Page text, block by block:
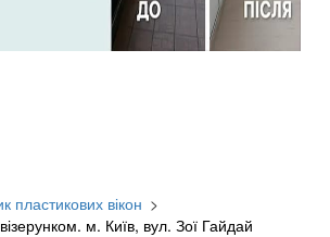
пластикових вікон >
м. Київ, вул. Зої Гайдай